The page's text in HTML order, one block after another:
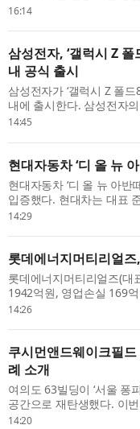
지난 1월 출시한 대면 전
16:14
삼성전자, ‘갤럭시 Z 폴
내 공식 출시
삼성전자가 ‘갤럭시 Z 폴드
내에 출시한다. 삼성전자
까지 7일간 진행된 사전
14:45
현대자동차 ‘디 올 뉴
현대자동차 ‘디 올 뉴 아
입증했다. 현대차는 대표
을 기록했다고 6일 밝혔
14:29
롯데에너지머티리얼
롯데에너지머티리얼즈(대
1942억원, 영업손실 169
큰 개선 포인트다. 부채비
14:26
쿠시먼앤드웨이크필
례 소개
여의도 63빌딩이 ‘서울 퐁
공간으로 재탄생했다. 이
웨이크필드 코리아
14:20